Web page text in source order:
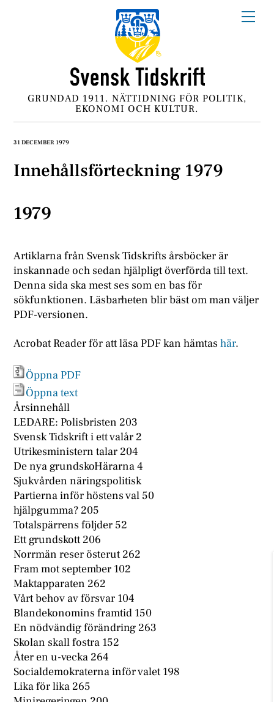
GRUNDAD 1911. NÄTTIDNING FÖR POLITIK,
EKONOMI OCH KULTUR.
31 DECEMBER 1979
Innehållsförteckning 1979
1979
Artiklarna från Svensk Tidskrifts årsböcker är
inskannade och sedan hjälpligt överförda till text.
Denna sida ska mest ses som en bas för
sökfunktionen. Läsbarheten blir bäst om man väljer
PDF-versionen.
Acrobat Reader för att läsa PDF kan hämtashär.
Öppna PDF
Öppna text
Årsinnehåll
LEDARE: Polisbristen 203
Svensk Tidskrift i ett valår 2
Utrikesministern talar 204
De nya grundskoHärarna 4
Sjukvården näringspolitisk
Partierna inför höstens val 50
hjälpgumma? 205
Totalspärrens följder 52
Ett grundskott 206
Norrmän reser österut 262
Fram mot september 102
Maktapparaten 262
Vårt behov av försvar 104
Blandekonomins framtid 150
En nödvändig förändring 263
Skolan skall fostra 152
Åter en u-vecka 264
Socialdemokraterna inför valet 198
Lika för lika 265